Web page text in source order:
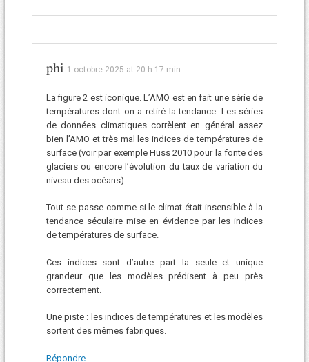
phi 1 octobre 2025 at 20 h 17 min
La figure 2 est iconique. L’AMO est en fait une série de
températures dont on a retiré la tendance. Les séries
de données climatiques corrèlent en général assez
bien l’AMO et très mal les indices de températures de
surface (voir par exemple Huss 2010 pour la fonte des
glaciers ou encore l’évolution du taux de variation du
niveau des océans).
Tout se passe comme si le climat était insensible à la
tendance séculaire mise en évidence par les indices
de températures de surface.
Ces indices sont d’autre part la seule et unique
grandeur que les modèles prédisent à peu près
correctement.
Une piste : les indices de températures et les modèles
sortent des mêmes fabriques.
Répondre